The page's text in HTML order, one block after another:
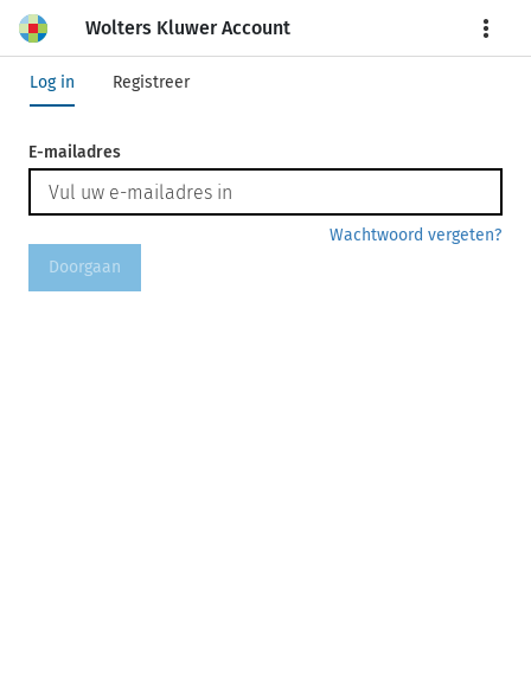
Wolters Kluwer Account More
Log in Registreer
E-mailadres
Wachtwoord vergeten?
Doorgaan